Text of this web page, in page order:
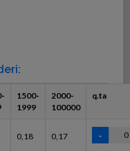
1500-
1999
2000-
100000
q.ta
0,18 0,17